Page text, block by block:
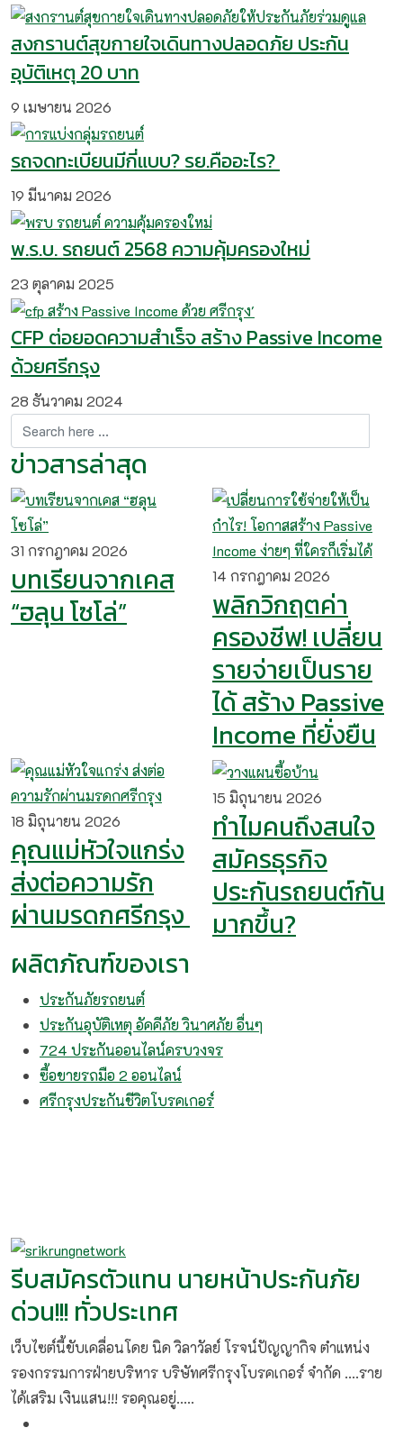
สงกรานต์สุขกายใจเดินทางปลอดภัย ประกัน
อุบัติเหตุ 20 บาท
9 เมษายน 2026
รถจดทะเบียนมีกี่แบบ? รย.คืออะไร?
19 มีนาคม 2026
พ.ร.บ. รถยนต์ 2568 ความคุ้มครองใหม่
23 ตุลาคม 2025
CFP ต่อยอดความสำเร็จ สร้าง Passive Income
ด้วยศรีกรุง
28 ธันวาคม 2024
ข่าวสารล่าสุด
31 กรกฎาคม 2026
บทเรียนจากเคส
“ฮลุน โซโล่”
14 กรกฎาคม 2026
พลิกวิกฤตค่า
ครองชีพ! เปลี่ยน
รายจ่ายเป็นราย
ได้ สร้าง Passive
Income ที่ยั่งยืน
18 มิถุนายน 2026
คุณแม่หัวใจแกร่ง
ส่งต่อความรัก
ผ่านมรดกศรีกรุง
15 มิถุนายน 2026
ทำไมคนถึงสนใจ
สมัครธุรกิจ
ประกันรถยนต์กัน
มากขึ้น?
ผลิตภัณฑ์ของเรา
ประกันภัยรถยนต์
ประกันอุบัติเหตุ อัคคีภัย วินาศภัย อื่นๆ
724 ประกันออนไลน์ครบวงจร
ซื้อขายรถมือ 2 ออนไลน์
ศรีกรุงประกันชีวิตโบรคเกอร์
รีบสมัครตัวแทน นายหน้าประกันภัย
ด่วน!!! ทั่วประเทศ
เว็บไซต์นี้ขับเคลื่อนโดย นิด วิลาวัลย์​ โรจน์ปัญญากิจ ตำแหน่ง
รองกรรมการฝ่ายบริหาร บริษัทศรีกรุงโบรคเกอร์ จำกัด ....ราย
ได้เสริม เงินแสน!!! รอคุณอยู่.....